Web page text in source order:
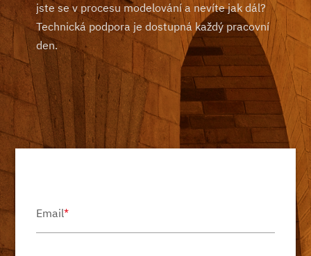
jste se v procesu modelování a nevíte jak dál?
Technická podpora je dostupná každý pracovní
den.
Email*